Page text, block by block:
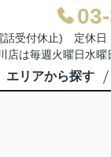
受付休止) 定休日
店は毎週火曜日水曜
エリアから探す